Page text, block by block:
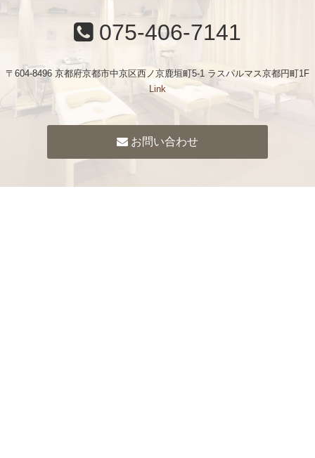
075-406-7141
〒604-8496 京都府京都市中京区西ノ京鹿垣町5-1 ラスパルマス京都円町1F
Link
お問い合わせ